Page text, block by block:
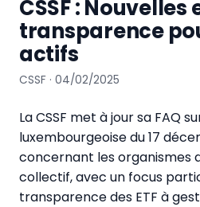
CSSF :
transparence
actifs
CSSF · 04/02/2025
La CSSF met à jour sa FAQ
luxembourgeoise du 17
concernant les organismes
collectif, avec un focus
transparence des ETF à